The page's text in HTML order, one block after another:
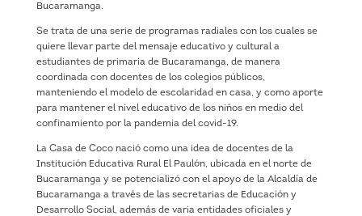
Bucaramanga.
Se trata de una serie de programas radiales con los cuales se
quiere llevar parte del mensaje educativo y cultural a
estudiantes de primaria de Bucaramanga, de manera
coordinada con docentes de los colegios públicos,
manteniendo el modelo de escolaridad en casa, y como aporte
para mantener el nivel educativo de los niños en medio del
confinamiento por la pandemia del covid-19.
La Casa de Coco nació como una idea de docentes de la
Institución Educativa Rural El Paulón, ubicada en el norte de
Bucaramanga y se potencializó con el apoyo de la Alcaldía de
Bucaramanga a través de las secretarias de Educación y
Desarrollo Social, además de varia entidades oficiales y